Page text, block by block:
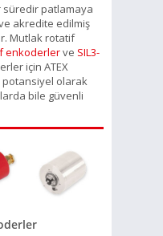
süredir patlamaya
akredite edilmiş
Mutlak rotatif
enkoderlerve SIL3-
için ATEX
potansiyel olarak
bile güvenli